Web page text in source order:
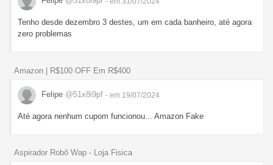
Tenho desde dezembro 3 destes, um em cada banheiro, até agora
zero problemas
Amazon | R$100 OFF Em R$400
Felipe @51x8i9pf - em 19/07/2024
Até agora nenhum cupom funcionou... Amazon Fake
Aspirador Robô Wap - Loja Fisica